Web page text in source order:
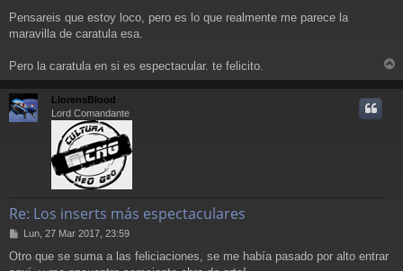
Pensareis que estoy loco, pero es lo que realmente me parece la
maravilla de caratula esa.
Pero la caratula en si es espectacular. te felicito.
r
LlorensBlood
Lord Comandante
Re: Los inserts más espectaculares
M
n
Lun, 27 Mar 2017, 23:59
Otro que se suma a las feliciaciones, se me había pasado por alto entrar